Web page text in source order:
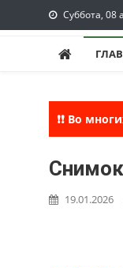
to
Суббота, 08
lentaruss —
❗❗ Во
19.01.2026